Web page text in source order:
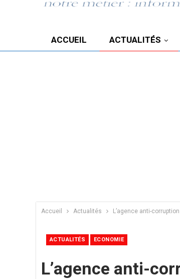
ACCUEIL ACTUALITÉS
Accueil Actualités L’agence anti-
ACTUALITÉS ECONOMIE
L’agence anti-